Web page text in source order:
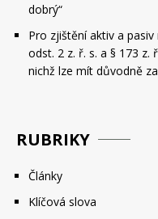
dobrý“
Pro zjištění aktiv a
odst. 2 z. ř. s. a § 173
nichž lze mít důvodně
RUBRIKY
Články
Klíčová slova